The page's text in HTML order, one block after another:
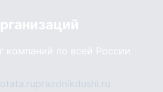
компаний по всей России
prazdnikdushi.ru